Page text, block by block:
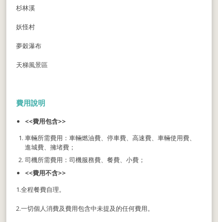
杉林溪
妖怪村
夢穀瀑布
天梯風景區
費用說明
<<費用包含>>
車輛所需費用：車輛燃油費、停車費、高速費、車輛使用費、
進城費、擁堵費；
司機所需費用：司機服務費、餐費、小費；
<<費用不含>>
1.全程餐費自理。
2.一切個人消費及費用包含中未提及的任何費用。